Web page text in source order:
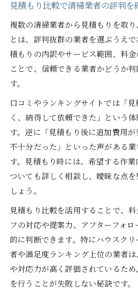
見積もり比較で清掃業者の評判を
複数の清掃業者から見積もりを取
とは、評判抜群の業者を選ぶうえ
積もりの内訳やサービス範囲、料
ことで、信頼できる業者かどうか
す。
口コミやランキングサイトでは「
く、納得して依頼できた」という
す。逆に「見積もり後に追加費用
不十分だった」といった声がある
す。見積もり時には、希望する作
ついても詳しく相談し、曖昧な点
しょう。
見積もり比較を活用することで、
フの対応や提案力、アフターフォ
的に判断できます。特にハウスク
者や満足度ランキング上位の業者
や対応力が高く評価されているた
を行うことが失敗しない秘訣です。